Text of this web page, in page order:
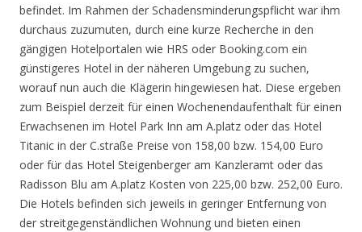
befindet. Im Rahmen der Schadensminderungspflicht war ihm
durchaus zuzumuten, durch eine kurze Recherche in den
gängigen Hotelportalen wie HRS oder Booking.com ein
günstigeres Hotel in der näheren Umgebung zu suchen,
worauf nun auch die Klägerin hingewiesen hat. Diese ergeben
zum Beispiel derzeit für einen Wochenendaufenthalt für einen
Erwachsenen im Hotel Park Inn am A.platz oder das Hotel
Titanic in der C.straße Preise von 158,00 bzw. 154,00 Euro
oder für das Hotel Steigenberger am Kanzleramt oder das
Radisson Blu am A.platz Kosten von 225,00 bzw. 252,00 Euro.
Die Hotels befinden sich jeweils in geringer Entfernung von
der streitgegenständlichen Wohnung und bieten einen